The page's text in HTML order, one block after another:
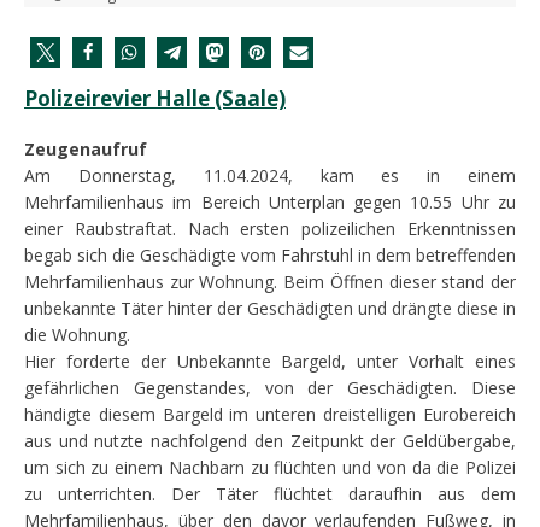
Polizeirevier Halle (Saale)
Zeugenaufruf
Am Donnerstag, 11.04.2024, kam es in einem
Mehrfamilienhaus im Bereich Unterplan gegen 10.55 Uhr zu
einer Raubstraftat. Nach ersten polizeilichen Erkenntnissen
begab sich die Geschädigte vom Fahrstuhl in dem betreffenden
Mehrfamilienhaus zur Wohnung. Beim Öffnen dieser stand der
unbekannte Täter hinter der Geschädigten und drängte diese in
die Wohnung.
Hier forderte der Unbekannte Bargeld, unter Vorhalt eines
gefährlichen Gegenstandes, von der Geschädigten. Diese
händigte diesem Bargeld im unteren dreistelligen Eurobereich
aus und nutzte nachfolgend den Zeitpunkt der Geldübergabe,
um sich zu einem Nachbarn zu flüchten und von da die Polizei
zu unterrichten. Der Täter flüchtet daraufhin aus dem
Mehrfamilienhaus, über den davor verlaufenden Fußweg, in